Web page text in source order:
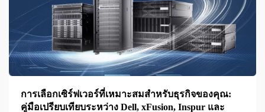
การเลือกเซิร์ฟเวอร์ที่เหมาะสมสำหรับธุรกิจของคุณ:
คู่มือเปรียบเทียบระหว่าง Dell, xFusion, Inspur และ